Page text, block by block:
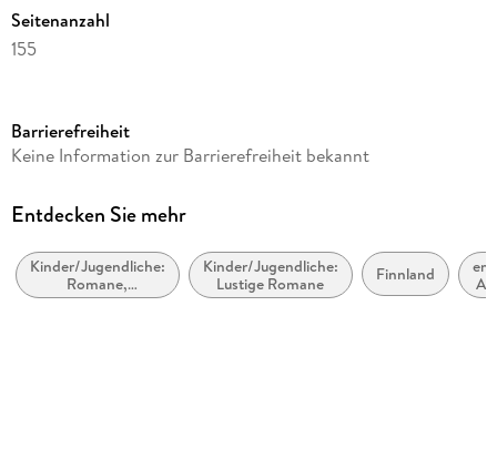
Seitenanzahl
155
Reihe
Autor/Autorin
Übersetzung
Anu Stohner, Nina Stohner
Barrierefreiheit
Keine Information zur Barrierefreiheit bekannt
Entdecken Sie mehr
Kinder/Jugendliche:
Romane,
Erzählungen,
Kinder/Jugendliche:
Lustige Romane
Finnland